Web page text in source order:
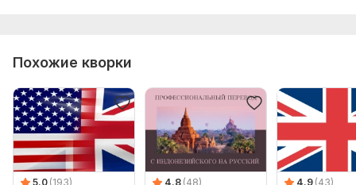
Похожие кворки
5.0 (193) 4.8 (48) 4.9 (43)